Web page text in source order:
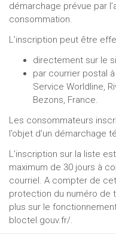
démarchage prévue par
consommation.
L’inscription peut être
directement sur le
par courrier postal
Service Worldline,
Bezons, France.
Les consommateurs
l’objet d’un démarchage
L’inscription sur la liste
maximum de 30 jours à
courriel. A compter de
protection du numéro de
plus sur le
bloctel.gouv.fr/.